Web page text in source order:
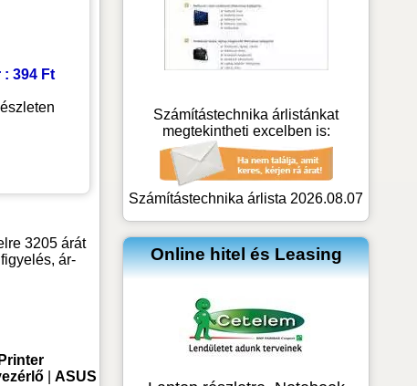
: 394 Ft
3205 árát
ár-
| ASUS
Számítástechnika árlistánkat
megtekintheti excelben is:
Számítástechnika árlista 2026.08.07
Online hitel és Leasing